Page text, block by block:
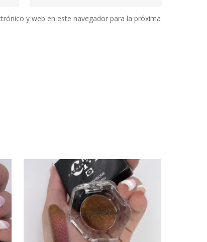
y web en este navegador para la próxima